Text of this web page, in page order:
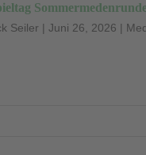
Seiler | Juni 26, 2026 |